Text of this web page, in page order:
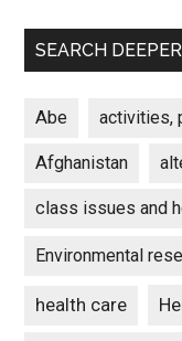
SEARCH DEEPER
Abe activities,
Afghanistan
class issues and
Environmental
health care